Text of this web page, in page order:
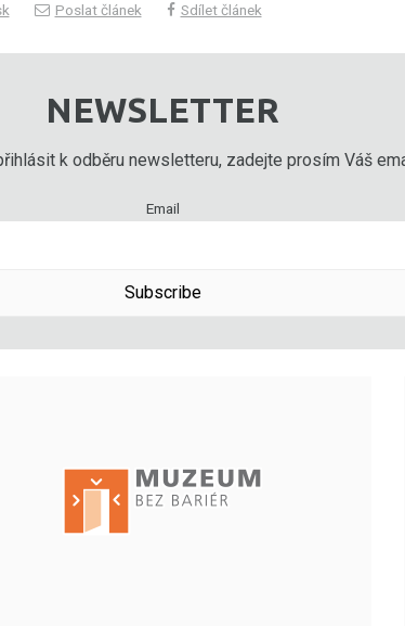
Poslat článek Sdílet článek
NEWSLETTER
k odběru newsletteru, zadejte prosím Váš
Email
Subscribe